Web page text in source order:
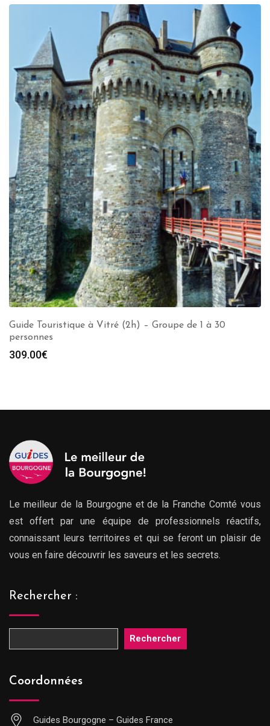
Guide Touristique à Vitré (2h) – Groupe de 1 à 30
personnes
309.00€
Le meilleur de la Bourgogne et de la Franche Comté vous
est offert par une équipe de professionnels réactifs,
connaissant leurs territoires et qui se feront un plaisir de
vous en faire découvrir les saveurs et les secrets.
Rechercher :
Rechercher
Coordonnées
Guides Bourgogne – Guides France